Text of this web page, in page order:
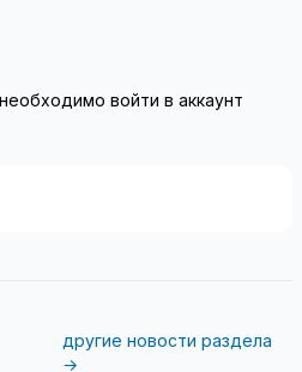
войти в аккаунт
другие новости раздела
→